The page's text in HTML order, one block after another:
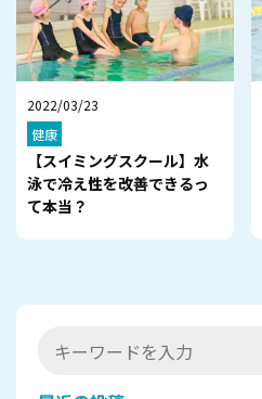
2022/03/23
健康
【スイミングスクール】水
泳で冷え性を改善できるっ
て本当？